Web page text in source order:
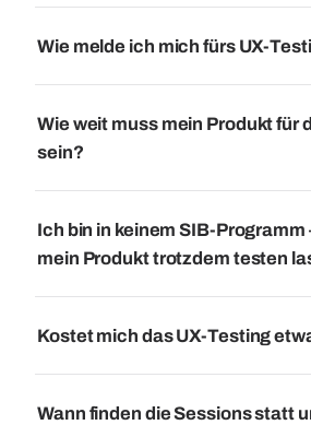
Wie melde ich mich fürs UX-
Wie weit muss mein Produkt für
sein?
Ich bin in keinem SIB-
mein Produkt trotzdem testen
Kostet mich das UX-Testing
Wann finden die Sessions statt